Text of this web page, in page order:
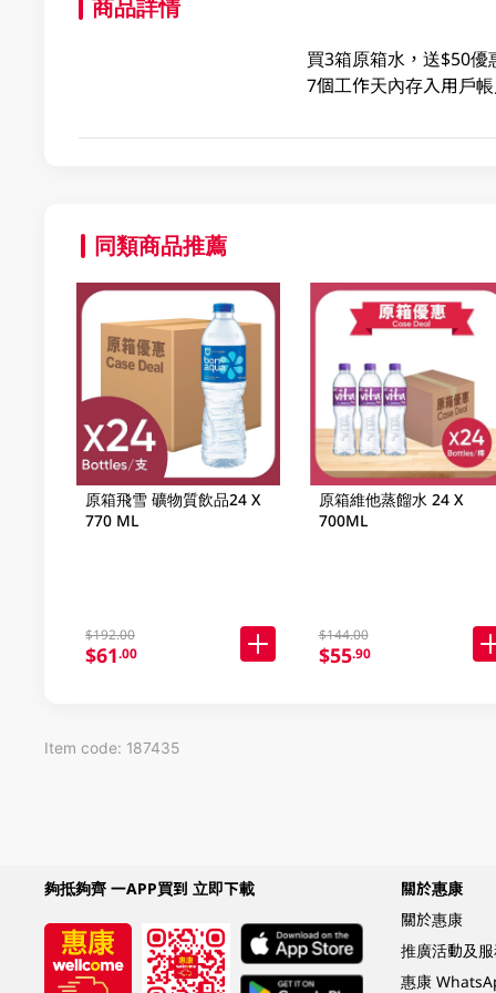
商品詳情
買3箱原箱水，送$50
7個工作天內存入用戶
同類商品推薦
原箱飛雪 礦物質飲品24 X
770 ML
$192.00
$61.00
原箱維他蒸餾水 24 X
700ML
$144.00
$55.90
Item code: 187435
夠抵夠齊 一APP買到 立即下載
關於惠康
關於惠康
推廣活動及
惠康